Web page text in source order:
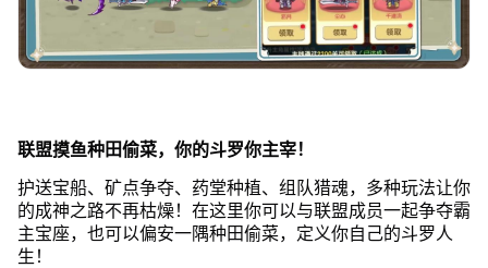
联盟摸鱼种田偷菜，你的斗罗你主宰！
护送宝船、矿点争夺、药堂种植、组队猎魂，多种玩法让你
的成神之路不再枯燥！在这里你可以与联盟成员一起争夺霸
主宝座，也可以偏安一隅种田偷菜，定义你自己的斗罗人
生！